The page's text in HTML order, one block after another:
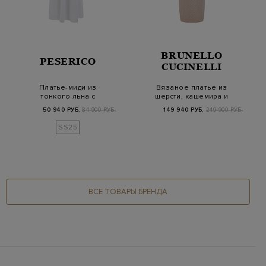
PESERICO
Платье-миди из
тонкого льна с
цепочками Pun…
50 940 РУБ. 84 900 РУБ.
SS25
BRUNELLO
CUCINELLI
Вязаное платье из
шерсти, кашемира и
149 940 РУБ. 249 900 РУБ.
ВСЕ ТОВАРЫ БРЕНДА